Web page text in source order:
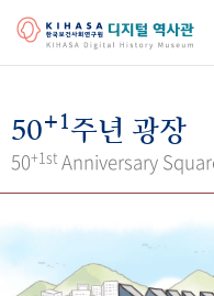
걸어온 길 기관 변천사
키워드로
간행물 변천사
50+1주년 광장
50+1st Anniversary